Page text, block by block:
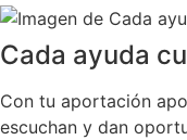
Cada ayuda
Con tu aportación
escuchan y dan